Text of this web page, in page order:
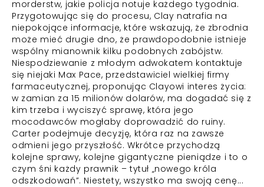
morderstw, jakie policja notuje każdego tygodnia.
Przygotowując się do procesu, Clay natrafia na
niepokojące informacje, które wskazują, że zbrodnia
może mieć drugie dno, że prawdopodobnie istnieje
wspólny mianownik kilku podobnych zabójstw.
Niespodziewanie z młodym adwokatem kontaktuje
się niejaki Max Pace, przedstawiciel wielkiej firmy
farmaceutycznej, proponując Clayowi interes życia:
w zamian za 15 milionów dolarów, ma dogadać się z
kim trzeba i wyciszyć sprawę, która jego
mocodawców mogłaby doprowadzić do ruiny.
Carter podejmuje decyzję, która raz na zawsze
odmieni jego przyszłość. Wkrótce przychodzą
kolejne sprawy, kolejne gigantyczne pieniądze i to o
czym śni każdy prawnik – tytuł „nowego króla
odszkodowań”. Niestety, wszystko ma swoją cenę...